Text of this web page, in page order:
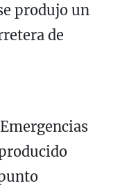
produjo un
de